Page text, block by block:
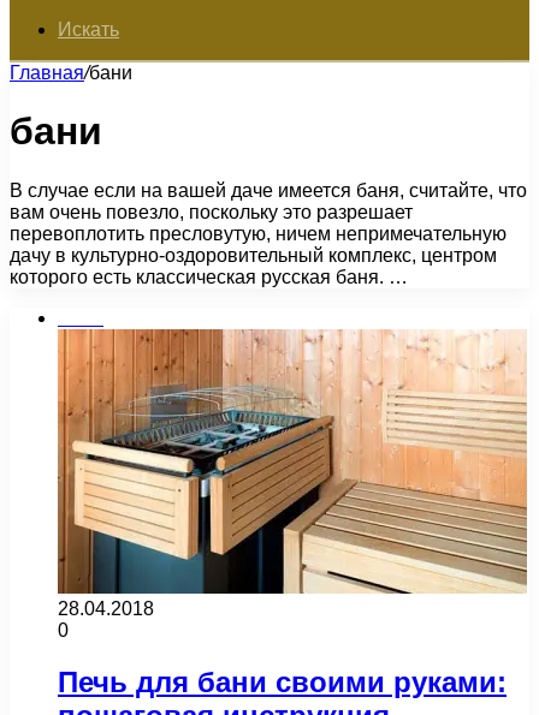
Искать
Главная/бани
бани
В случае если на вашей даче имеется баня, считайте, что
вам очень повезло, поскольку это разрешает
перевоплотить пресловутую, ничем непримечательную
дачу в культурно-оздоровительный комплекс, центром
которого есть классическая русская баня. …
28.04.2018
0
Печь для бани своими руками: